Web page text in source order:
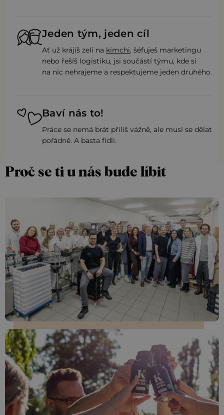
Jeden tým, jeden cíl
Ať už krájíš zelí na kimchi, šéfuješ marketingu
nebo řešíš logistiku, jsi součástí týmu, kde si
na nic nehrajeme a respektujeme jeden druhého.
Baví nás to!
Práce se nemá brát příliš vážně, ale musí se dělat
pořádně. A basta fidli.
Proč se ti u nás bude líbit